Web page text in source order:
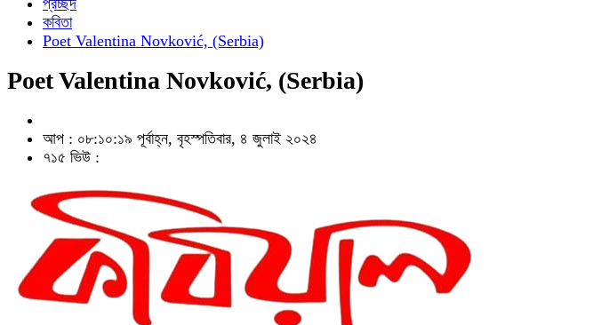
প্রচ্ছদ
কবিতা
Poet Valentina Novković, (Serbia)
Poet Valentina Novković, (Serbia)
আপ : ০৮:১০:১৯ পূর্বাহ্ন, বৃহস্পতিবার, ৪ জুলাই ২০২৪
৭১৫ ভিউ :